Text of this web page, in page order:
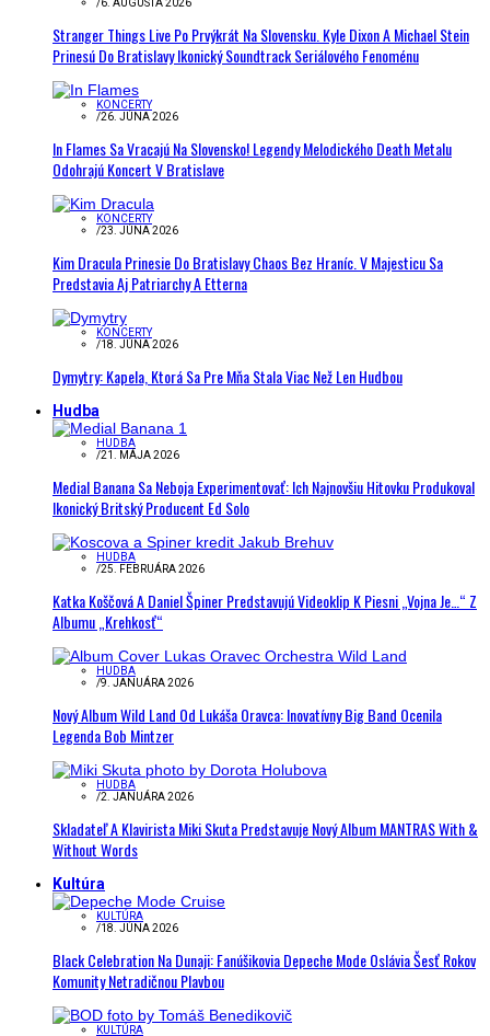
/6. AUGUSTA 2026
Stranger Things Live Po Prvýkrát Na Slovensku. Kyle Dixon A Michael Stein
Prinesú Do Bratislavy Ikonický Soundtrack Seriálového Fenoménu
KONCERTY
/26. JÚNA 2026
In Flames Sa Vracajú Na Slovensko! Legendy Melodického Death Metalu
Odohrajú Koncert V Bratislave
KONCERTY
/23. JÚNA 2026
Kim Dracula Prinesie Do Bratislavy Chaos Bez Hraníc. V Majesticu Sa
Predstavia Aj Patriarchy A Etterna
KONCERTY
/18. JÚNA 2026
Dymytry: Kapela, Ktorá Sa Pre Mňa Stala Viac Než Len Hudbou
Hudba
HUDBA
/21. MÁJA 2026
Medial Banana Sa Neboja Experimentovať: Ich Najnovšiu Hitovku Produkoval
Ikonický Britský Producent Ed Solo
HUDBA
/25. FEBRUÁRA 2026
Katka Koščová A Daniel Špiner Predstavujú Videoklip K Piesni „Vojna Je…“ Z
Albumu „Krehkosť“
HUDBA
/9. JANUÁRA 2026
Nový Album Wild Land Od Lukáša Oravca: Inovatívny Big Band Ocenila
Legenda Bob Mintzer
HUDBA
/2. JANUÁRA 2026
Skladateľ A Klavirista Miki Skuta Predstavuje Nový Album MANTRAS With &
Without Words
Kultúra
KULTÚRA
/18. JÚNA 2026
Black Celebration Na Dunaji: Fanúšikovia Depeche Mode Oslávia Šesť Rokov
Komunity Netradičnou Plavbou
KULTÚRA